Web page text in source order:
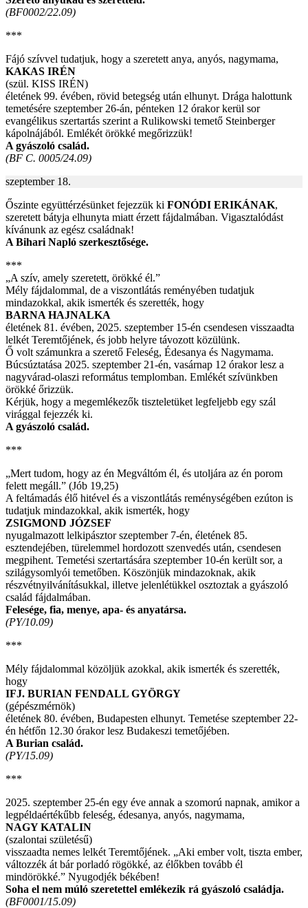
(BF0002/22.09)
***
Fájó szívvel tudatjuk, hogy a szeretett anya, anyós, nagymama,
KAKAS IRÉN
(szül. KISS IRÉN)
életének 99. évében, rövid betegség után elhunyt. Drága halottunk
temetésére szeptember 26-án, pénteken 12 órakor kerül sor
evangélikus szertartás szerint a Rulikowski temető Steinberger
kápolnájából. Emlékét örökké megőrizzük!
A gyászoló család.
(BF C. 0005/24.09)
szeptember 18.
Őszinte együttérzésünket fejezzük ki FONÓDI ERIKÁNAK,
szeretett bátyja elhunyta miatt érzett fájdalmában. Vigasztalódást
kívánunk az egész családnak!
A Bihari Napló szerkesztősége.
***
„A szív, amely szeretett, örökké él.”
Mély fájdalommal, de a viszontlátás reményében tudatjuk
mindazokkal, akik ismerték és szerették, hogy
BARNA HAJNALKA
életének 81. évében, 2025. szeptember 15-én csendesen visszaadta
lelkét Teremtőjének, és jobb helyre távozott közülünk.
Ő volt számunkra a szerető Feleség, Édesanya és Nagymama.
Búcsúztatása 2025. szeptember 21-én, vasárnap 12 órakor lesz a
nagyvárad-olaszi református templomban. Emlékét szívünkben
örökké őrizzük.
Kérjük, hogy a megemlékezők tiszteletüket legfeljebb egy szál
virággal fejezzék ki.
A gyászoló család.
***
„Mert tudom, hogy az én Megváltóm él, és utoljára az én porom
felett megáll.” (Jób 19,25)
A feltámadás élő hitével és a viszontlátás reménységében ezúton is
tudatjuk mindazokkal, akik ismerték, hogy
ZSIGMOND JÓZSEF
nyugalmazott lelkipásztor szeptember 7-én, életének 85.
esztendejében, türelemmel hordozott szenvedés után, csendesen
megpihent. Temetési szertartására szeptember 10-én került sor, a
szilágysomlyói temetőben. Köszönjük mindazoknak, akik
részvétnyilvánításukkal, illetve jelenlétükkel osztoztak a gyászoló
család fájdalmában.
Felesége, fia, menye, apa- és anyatársa.
(PY/10.09)
***
Mély fájdalommal közöljük azokkal, akik ismerték és szerették,
hogy
IFJ. BURIAN FENDALL GYÖRGY
(gépészmérnök)
életének 80. évében, Budapesten elhunyt. Temetése szeptember 22-
én hétfőn 12.30 órakor lesz Budakeszi temetőjében.
A Burian család.
(PY/15.09)
***
2025. szeptember 25-én egy éve annak a szomorú napnak, amikor a
legpéldaértékűbb feleség, édesanya, anyós, nagymama,
NAGY KATALIN
(szalontai születésű)
visszaadta nemes lelkét Teremtőjének. „Aki ember volt, tiszta ember,
változzék át bár porladó rögökké, az élőkben tovább él
mindörökké.” Nyugodjék békében!
Soha el nem múló szeretettel emlékezik rá gyászoló családja.
(BF0001/15.09)